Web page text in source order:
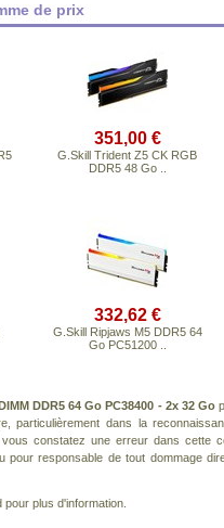
de prix
351,00 €
G.Skill Trident Z5 CK RGB
DDR5 48 Go ..
332,62 €
G.Skill Ripjaws M5 DDR5 64
Go PC51200 ..
DDR5 64 Go PC38400 - 2x 32 Go
particulièrement dans la
constatez une erreur dans cette
responsable de tout dommage
plus d'information.